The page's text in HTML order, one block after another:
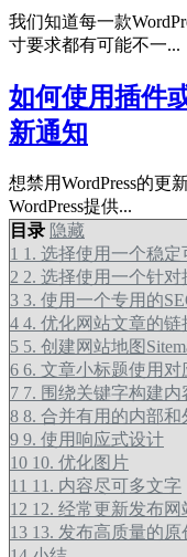
我们知道每一款
寸要求都有可能不一...
如何使用插件
新通知
想禁用WordPress的更
WordPress提供...
目录 隐藏
1 1. 选择使用一个稳
2 2. 选择使用一个针
3 3. 使用一个专用的
4 4. 优化网站文章的链
5 5. 创建网站地图
6 6. 文章小标题使用对
7 7. 围绕关键字构建内
8 8. 合并有用的内部和
9 9. 使用响应式设计
10 10. 优化图片
11 11. 内容尽可多文字
12 12. 经常更新发布网
13 13. 发布高质量的原